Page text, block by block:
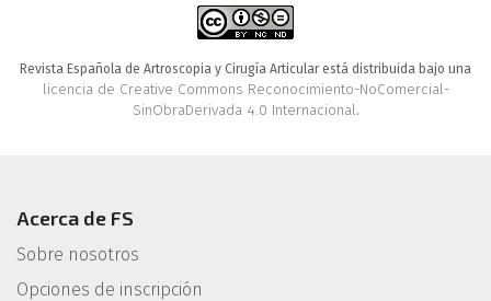
Revista Española de Artroscopia y Cirugía Articular está distribuida bajo una
licencia de Creative Commons Reconocimiento-NoComercial-
SinObraDerivada 4.0 Internacional.
Acerca de FS
Sobre nosotros
Opciones de inscripción